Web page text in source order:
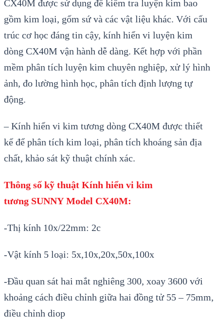
CX40M được sử dụng để kiểm tra luyện kim bao
gồm kim loại, gốm sứ và các vật liệu khác. Với cấu
trúc cơ học đáng tin cậy, kính hiển vi luyện kim
dòng CX40M vận hành dễ dàng. Kết hợp với phần
mềm phân tích luyện kim chuyên nghiệp, xử lý hình
ảnh, đo lường hình học, phân tích định lượng tự
động.
– Kính hiển vi kim tương dòng CX40M được thiết
kế để phân tích kim loại, phân tích khoáng sản địa
chất, khảo sát kỹ thuật chính xác.
Thông số kỹ thuật Kính hiển vi kim
tương SUNNY Model CX40M:
-Thị kính 10x/22mm: 2c
-Vật kính 5 loại: 5x,10x,20x,50x,100x
-Đầu quan sát hai mắt nghiêng 300, xoay 3600 với
khoảng cách điều chỉnh giữa hai đồng tử 55 – 75mm,
điều chỉnh diop